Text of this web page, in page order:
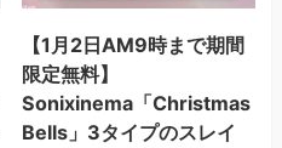
【1月2日AM9時まで期間
限定無料】
Sonixinema「Christmas
Bells」3タイプのスレイ